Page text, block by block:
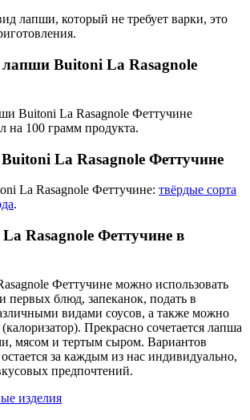
лапши, который не требует варки, это
Buitoni La Rasagnole
Buitoni La Rasagnole Феттучине
на 100 грамм продукта.
La Rasagnole Феттучине
La Rasagnole Феттучине: твёрдые сорта
.
Rasagnole Феттучине в
Феттучине можно использовать
первых блюд, запеканок, подать в
видами соусов, а также можно
Прекрасно сочетается лапша
мясом и тертым сыром. Вариантов
за каждым из нас индивидуально,
предпочтений.
изделия